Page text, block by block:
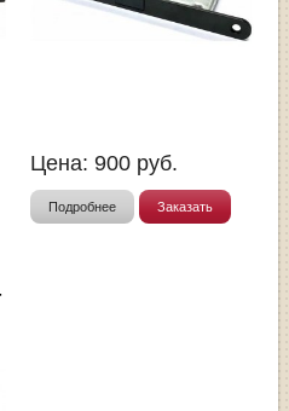
Цена: 900 руб.
Подробнее Заказать